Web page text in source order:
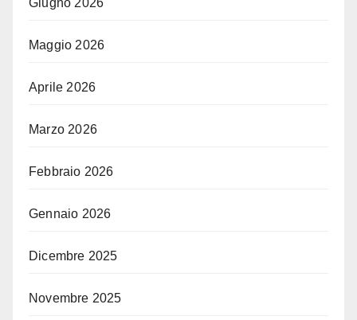
Maggio 2026
Aprile 2026
Marzo 2026
Febbraio 2026
Gennaio 2026
Dicembre 2025
Novembre 2025